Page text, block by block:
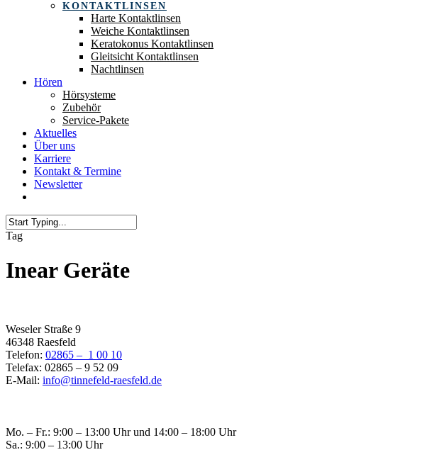
KONTAKTLINSEN
Harte Kontaktlinsen
Weiche Kontaktlinsen
Keratokonus Kontaktlinsen
Gleitsicht Kontaktlinsen
Nachtlinsen
Hören
Hörsysteme
Zubehör
Service-Pakete
Aktuelles
Über uns
Karriere
Kontakt & Termine
Newsletter
Tag
Inear Geräte
Weseler Straße 9
46348 Raesfeld
Telefon: 02865 – 1 00 10
Telefax: 02865 – 9 52 09
E-Mail: info@tinnefeld-raesfeld.de
Mo. – Fr.: 9:00 – 13:00 Uhr und 14:00 – 18:00 Uhr
Sa.: 9:00 – 13:00 Uhr